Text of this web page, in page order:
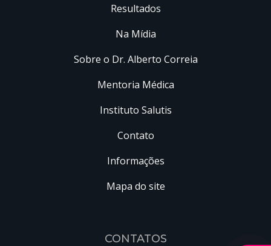
Resultados
Na Mídia
Sobre o Dr. Alberto Correia
Mentoria Médica
Instituto Salutis
Contato
Informações
Mapa do site
CONTATOS